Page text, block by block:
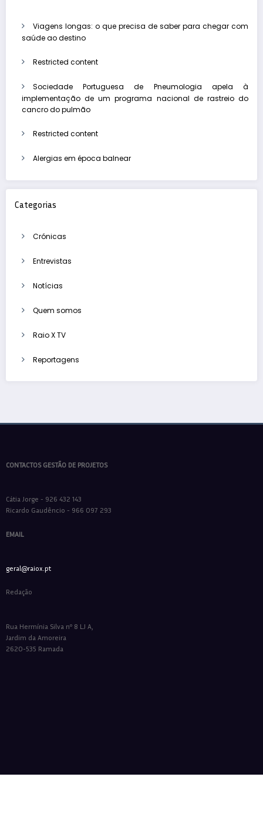
Viagens longas: o que precisa de saber para chegar com
saúde ao destino
Restricted content
Sociedade Portuguesa de Pneumologia apela à
implementação de um programa nacional de rastreio do
cancro do pulmão
Restricted content
Alergias em época balnear
Categorias
Crónicas
Entrevistas
Notícias
Quem somos
Raio X TV
Reportagens
CONTACTOS GESTÃO DE PROJETOS
Cátia Jorge - 926 432 143
Ricardo Gaudêncio - 966 097 293
EMAIL
geral@raiox.pt
Redação
Rua Hermínia Silva nº 8 LJ A,
Jardim da Amoreira
2620-535 Ramada